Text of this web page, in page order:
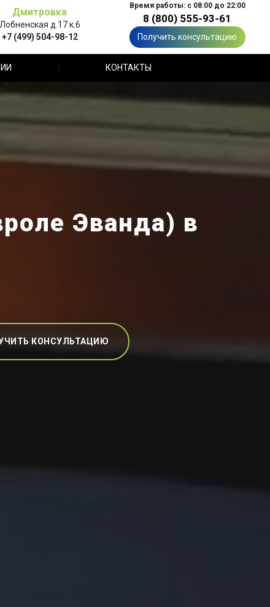
Дмитровка
Лобненская д.17 к.6
+7 (499) 504-98-12
Время работы: с 08:00 до 22:00
8 (800) 555-93-61
Получить консультацию
КОНТАКТЫ
Эванда) в
КОНСУЛЬТАЦИЮ